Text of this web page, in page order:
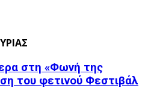
στη «Φωνή της
του φετινού Φεστιβάλ